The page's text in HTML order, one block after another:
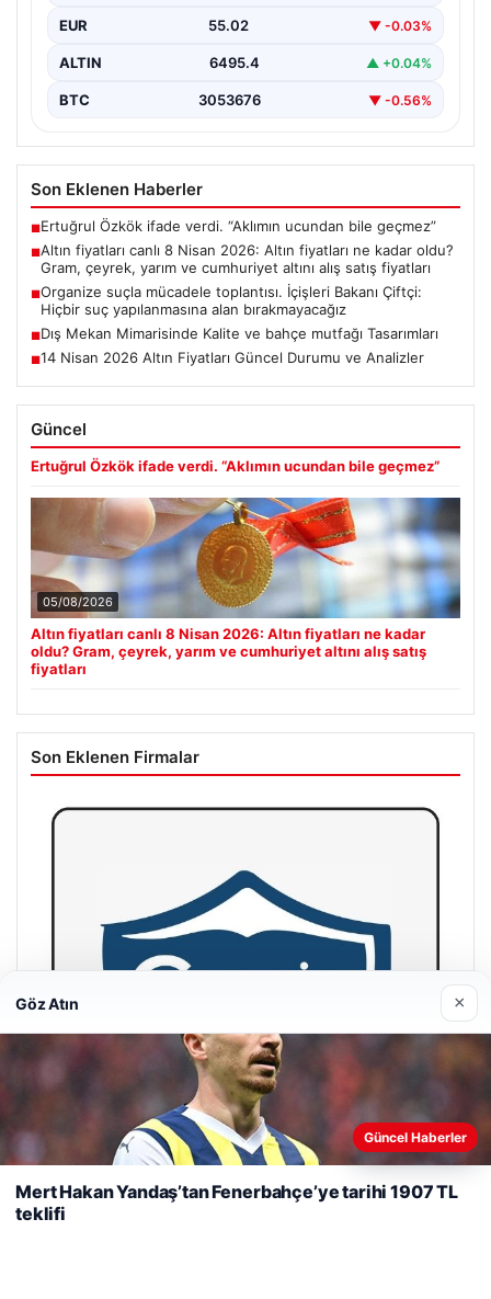
EUR 55.02 ▼ -0.03%
ALTIN 6495.4 ▲ +0.04%
BTC 3053676 ▼ -0.56%
Son Eklenen Haberler
■Ertuğrul Özkök ifade verdi. “Aklımın ucundan bile geçmez”
■Altın fiyatları canlı 8 Nisan 2026: Altın fiyatları ne kadar oldu?
Gram, çeyrek, yarım ve cumhuriyet altını alış satış fiyatları
■Organize suçla mücadele toplantısı. İçişleri Bakanı Çiftçi:
Hiçbir suç yapılanmasına alan bırakmayacağız
■Dış Mekan Mimarisinde Kalite ve bahçe mutfağı Tasarımları
■14 Nisan 2026 Altın Fiyatları Güncel Durumu ve Analizler
Güncel
Ertuğrul Özkök ifade verdi. “Aklımın ucundan bile geçmez”
05/08/2026
Altın fiyatları canlı 8 Nisan 2026: Altın fiyatları ne kadar
oldu? Gram, çeyrek, yarım ve cumhuriyet altını alış satış
fiyatları
Son Eklenen Firmalar
Web sitemizi nasıl kullandığınızı daha iyi anlayabilmek,
deneyiminizi kişiselleştirmek ve geliştirmek amacıyla çerezler
kullanıyoruz.
Çerez Politikamız
Reddet
Göz Atın ×
Güncel Haberler
Mert Hakan Yandaş’tan Fenerbahçe’ye tarihi 1907 TL
teklifi